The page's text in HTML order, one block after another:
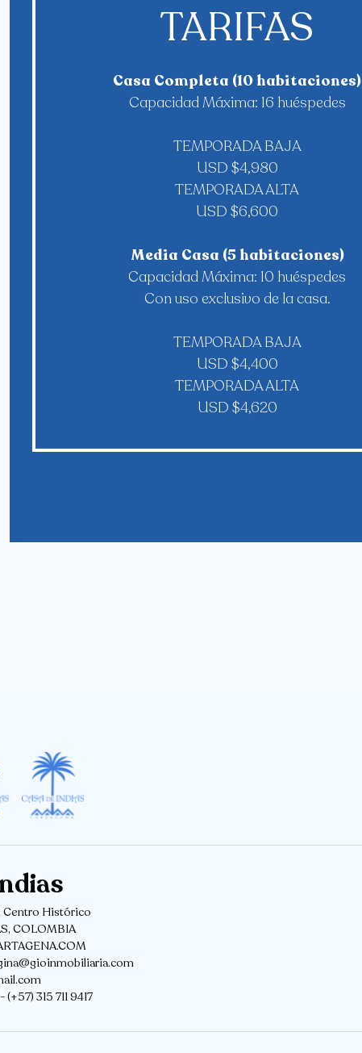
TARIFAS
Casa Completa (10 habitaciones)
Capacidad Máxima: 16 huéspedes
TEMPORADA BAJA
USD $4,980
TEMPORADA ALTA
USD $6,600
Media Casa (5 habitaciones)
Capacidad Máxima: 10 huéspedes
Con uso exclusivo de la casa.
TEMPORADA BAJA
USD $4,400
TEMPORADA ALTA
USD $4,620
Centro Histórico
COLOMBIA
315 711 9417